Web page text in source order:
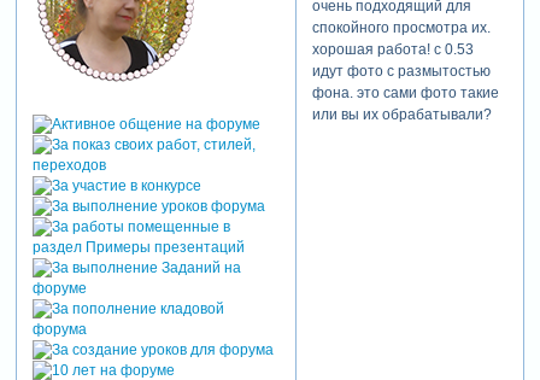
очень подходящий для
спокойного просмотра их.
хорошая работа! с 0.53
идут фото с размытостью
фона. это сами фото такие
или вы их обрабатывали?